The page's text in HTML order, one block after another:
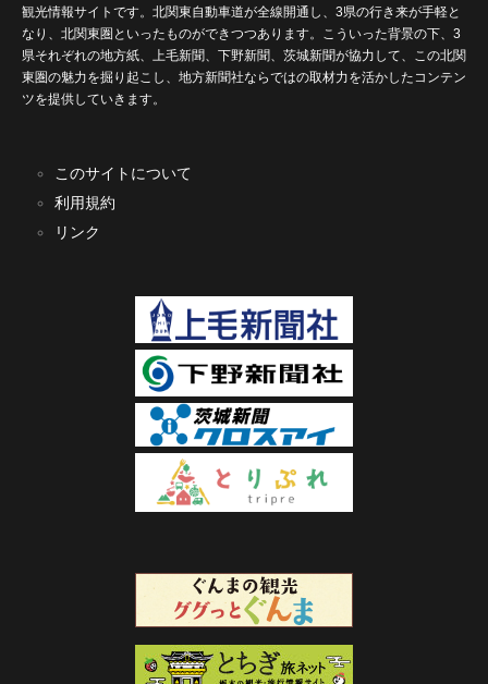
観光情報サイトです。北関東自動車道が全線開通し、3県の行き来が手軽と
なり、北関東圏といったものができつつあります。こういった背景の下、3
県それぞれの地方紙、上毛新聞、下野新聞、茨城新聞が協力して、この北関
東圏の魅力を掘り起こし、地方新聞社ならではの取材力を活かしたコンテン
ツを提供していきます。
このサイトについて
利用規約
リンク